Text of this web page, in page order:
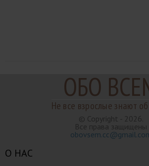
ОБО
Не все взрослые знают
© Copyright - 2026.
Все права защищены
О НАС